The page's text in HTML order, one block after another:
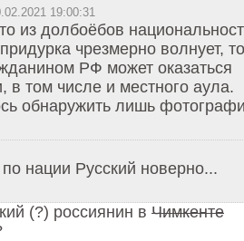
19:00:31
из долбоёбов
чрезмерно волнует, то
РФ может оказаться
в том числе и местного аула.
обнаружить лишь
нации Русский новерно...
(?) россиянин в Чимкенте